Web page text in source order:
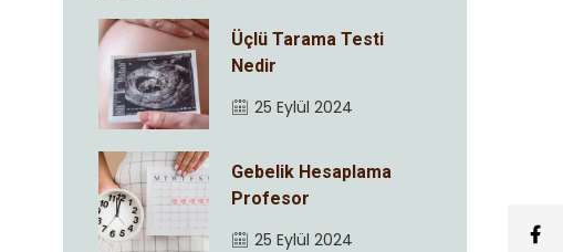
Üçlü Tarama Testi
Nedir
25 Eylül 2024
Gebelik Hesaplama
Profesor
25 Eylül 2024